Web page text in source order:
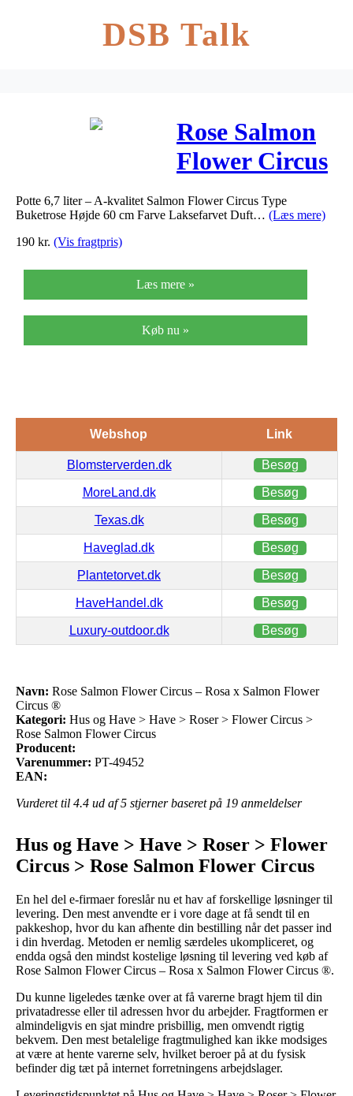
DSB Talk
Rose Salmon
Flower Circus
– Rosa x
Salmon
®
Potte 6,7 liter – A-kvalitet Salmon Flower Circus Type
Buketrose Højde 60 cm Farve Laksefarvet Duft… (Læs mere)
190 kr. (Vis fragtpris)
Læs mere »
Køb nu »
Webshop Link
Blomsterverden.dk Besøg
MoreLand.dk Besøg
Texas.dk Besøg
Haveglad.dk Besøg
Plantetorvet.dk Besøg
HaveHandel.dk Besøg
Luxury-outdoor.dk Besøg
Navn: Rose Salmon Flower Circus – Rosa x Salmon Flower
Circus ®
Kategori: Hus og Have > Have > Roser > Flower Circus >
Rose Salmon Flower Circus
Producent:
Varenummer: PT-49452
EAN:
Vurderet til 4.4 ud af 5 stjerner baseret på 19 anmeldelser
Hus og Have > Have > Roser > Flower
Circus > Rose Salmon Flower Circus
En hel del e-firmaer foreslår nu et hav af forskellige løsninger til
levering. Den mest anvendte er i vore dage at få sendt til en
pakkeshop, hvor du kan afhente din bestilling når det passer ind
i din hverdag. Metoden er nemlig særdeles ukompliceret, og
endda også den mindst kostelige løsning til levering ved køb af
Rose Salmon Flower Circus – Rosa x Salmon Flower Circus ®.
Du kunne ligeledes tænke over at få varerne bragt hjem til din
privatadresse eller til adressen hvor du arbejder. Fragtformen er
almindeligvis en sjat mindre prisbillig, men omvendt rigtig
bekvem. Den mest betalelige fragtmulighed kan ikke modsiges
at være at hente varerne selv, hvilket beroer på at du fysisk
befinder dig tæt på internet forretningens arbejdslager.